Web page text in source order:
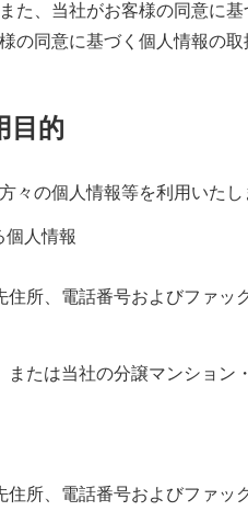
た、当社がお客様の同意に
同意に基づく個人情報の取
目的
々の個人情報等を利用いたし
個人情報
所、電話番号およびファッ
たは当社の分譲マンショ
所、電話番号およびファ